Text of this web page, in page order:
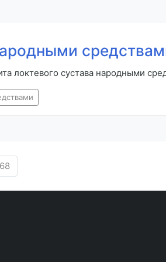
локтевого сустава народными